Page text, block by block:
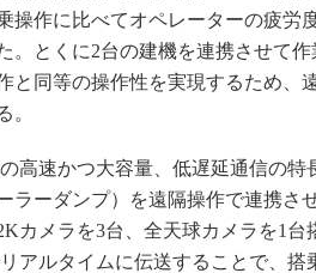
操作に比べてオペレーターの疲労
。とくに2台の建機を連携させて
と同等の操作性を実現するため、
。
高速かつ大容量、低遅延通信の特
ラーダンプ）を遠隔操作で連携さ
カメラを3台、全天球カメラを1台
アルタイムに伝送することで、